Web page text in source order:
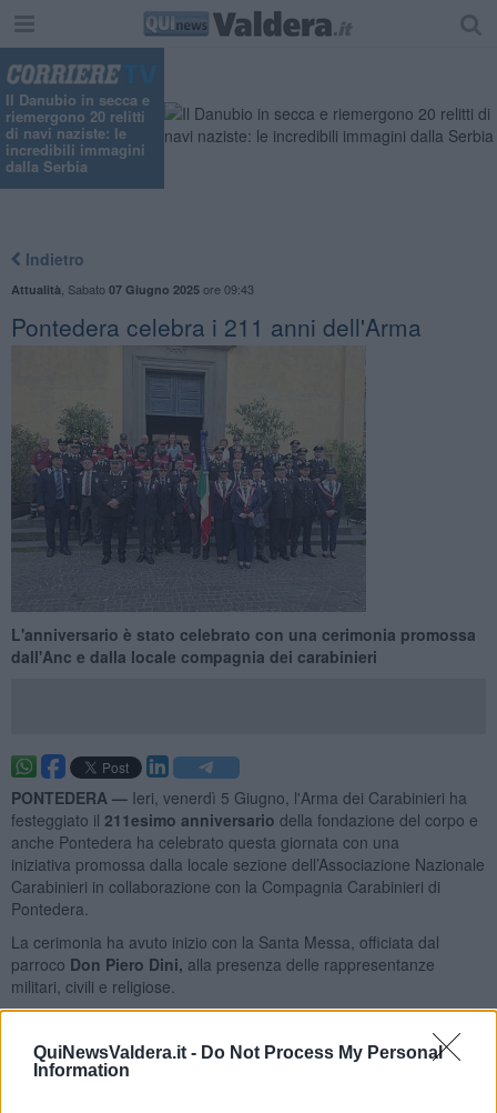
QuiNewsValdera.it - Do Not Process My Personal
Information
Il Danubio in secca e
riemergono 20 relitti
di navi naziste: le
incredibili immagini
dalla Serbia
Indietro
Attualità Sabato 07 Giugno 2025ore 09:43
Pontedera celebra i 211 anni dell'Arma
L'anniversario è stato celebrato con una cerimonia promossa
dall'Anc e dalla locale compagnia dei carabinieri
PONTEDERA — Ieri, venerdì 5 Giugno, l'Arma dei Carabinieri ha
festeggiato il 211esimo anniversario della fondazione del corpo e
anche Pontedera ha celebrato questa giornata con una
iniziativa promossa dalla locale sezione dell’Associazione Nazionale
Carabinieri in collaborazione con la Compagnia Carabinieri di
Pontedera.
La cerimonia ha avuto inizio con la Santa Messa, officiata dal
parroco Don Piero Dini, alla presenza delle rappresentanze
militari, civili e religiose.